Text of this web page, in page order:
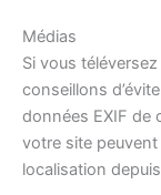
Médias
Si vous
conseillons
données EXIF de
votre site
localisation